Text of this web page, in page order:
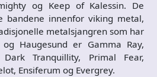
og Keep of Kalessin. De
bandene innenfor viking metal,
metalsjangren som har
Haugesund er Gamma Ray,
Dark Tranquillity, Primal Fear,
Ensiferum og Evergrey.